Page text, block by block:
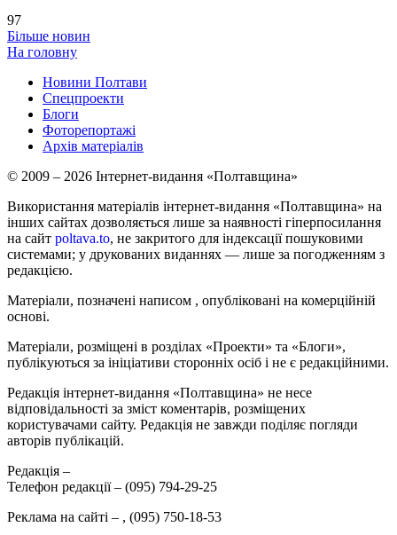
97
Більше новин
На головну
Новини Полтави
Спецпроекти
Блоги
Фоторепортажі
Архів матеріалів
© 2009 – 2026 Інтернет-видання «Полтавщина»
Використання матеріалів інтернет-видання «Полтавщина» на
інших сайтах дозволяється лише за наявності гіперпосилання
на сайт poltava.to, не закритого для індексації пошуковими
системами; у друкованих виданнях — лише за погодженням з
редакцією.
Матеріали, позначені написом , опубліковані на комерційній
основі.
Матеріали, розміщені в розділах «Проекти» та «Блоги»,
публікуються за ініціативи сторонніх осіб і не є редакційними.
Редакція інтернет-видання «Полтавщина» не несе
відповідальності за зміст коментарів, розміщених
користувачами сайту. Редакція не завжди поділяє погляди
авторів публікацій.
Редакція –
Телефон редакції – (095) 794-29-25
Реклама на сайті – , (095) 750-18-53